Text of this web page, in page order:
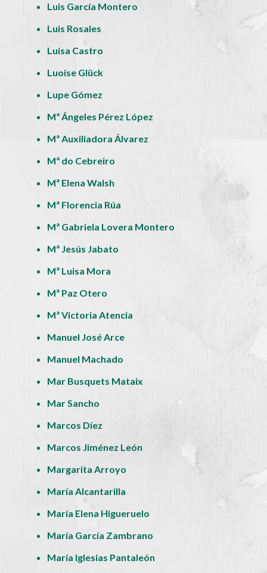
Luis García Montero
Luis Rosales
Luisa Castro
Luoise Glück
Lupe Gómez
Mª Ángeles Pérez López
Mª Auxiliadora Álvarez
Mª do Cebreiro
Mª Elena Walsh
Mª Florencia Rúa
Mª Gabriela Lovera Montero
Mª Jesús Jabato
Mª Luisa Mora
Mª Paz Otero
Mª Victoria Atencia
Manuel José Arce
Manuel Machado
Mar Busquets Mataix
Mar Sancho
Marcos Díez
Marcos Jiménez León
Margarita Arroyo
María Alcantarilla
María Elena Higueruelo
María García Zambrano
María Iglesias Pantaleón